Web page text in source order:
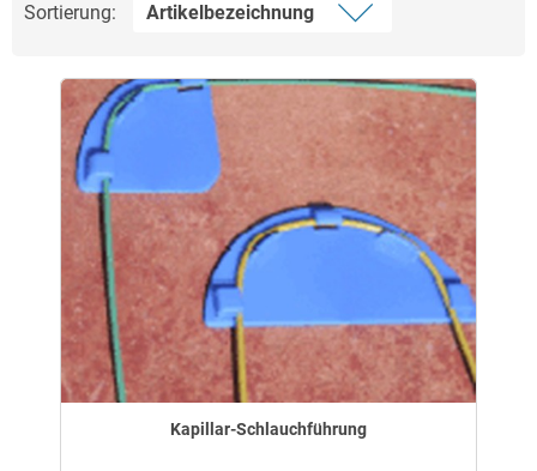
Sortierung:
Kapillar-Schlauchführung